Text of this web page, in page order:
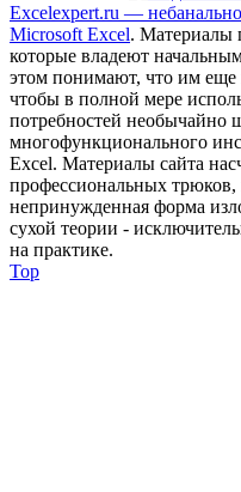
Excelexpert.ru —
Microsoft Excel. Материалы
которые владеют
этом понимают, что им еще
чтобы в полной мере
потребностей необычайно
многофункционального
Excel. Материалы сайта
профессиональных трюков,
непринужденная форма
сухой теории -
на практике.
Top